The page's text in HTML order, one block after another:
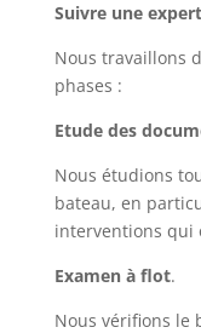
Suivre une
Nous travaillons
phases :
Etude des
Nous étudions
bateau, en
interventions qui
Examen à flot.
Nous vérifions le